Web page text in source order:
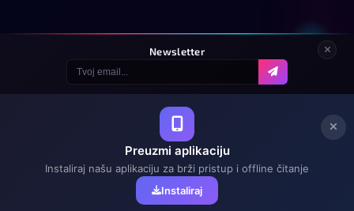
Newsletter
Preuzmi aplikaciju
Instaliraj našu aplikaciju za brži pristup i offline čitanje
Instaliraj